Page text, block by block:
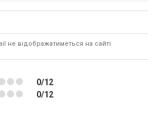
не відображатиметься на сайті
0/12
0/12